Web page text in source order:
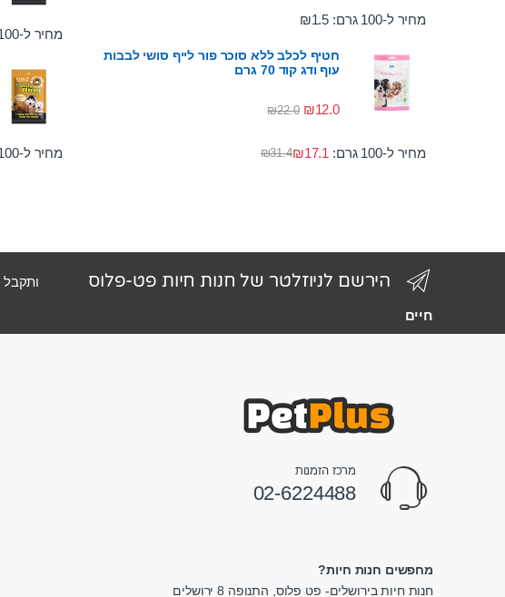
מחיר ל-100 גרם: ₪1.5
חטיף לכלב ללא סוכר פור לייף סושי לבבות
עוף ודג קוד 70 גרם
₪12.0
₪22.0
מחיר ל-100 גרם: ₪31.4₪17.1
מחיר ל-100 גרם:
מחיר ל-100 גרם:
הירשם לניוזלטר של חנות חיות פט-פלוס ותקבל
חיים
מרכז הזמנות
02-6224488
מחפשים חנות חיות?
חנות חיות בירושלים- פט פלוס, התנופה 8 ירושלים